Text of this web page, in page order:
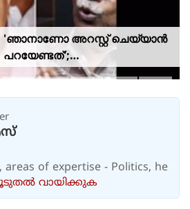
'ഞാനാണോ അറസ്റ്റ് ചെയ്യാൻ
പറയേണ്ടത്';
ടി.ജി.മോഹൻദാസിനെതിരായ
areas of expertise - Politics, he
വായിക്കുക